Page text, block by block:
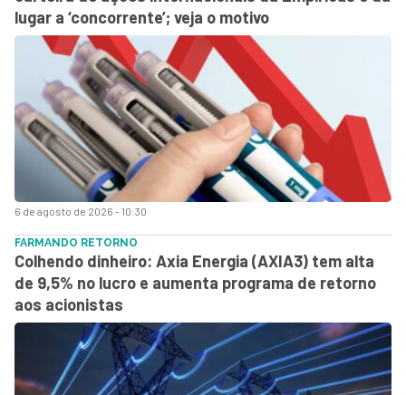
6 de agosto de 2026 - 10:30
lugar a ‘concorrente’; veja o motivo
FARMANDO RETORNO
Colhendo dinheiro: Axia Energia (AXIA3) tem alta
de 9,5% no lucro e aumenta programa de retorno
aos acionistas